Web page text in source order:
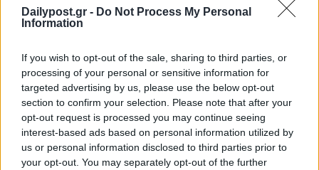
Dailypost.gr - Do Not Process My Personal
Information
If you wish to opt-out of the sale, sharing to third parties, or
processing of your personal or sensitive information for
targeted advertising by us, please use the below opt-out
section to confirm your selection. Please note that after your
opt-out request is processed you may continue seeing
interest-based ads based on personal information utilized by
us or personal information disclosed to third parties prior to
your opt-out. You may separately opt-out of the further